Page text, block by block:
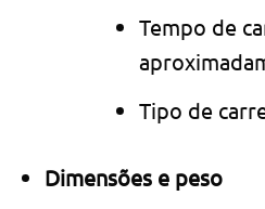
Tempo de
Tipo de
Dimensões e peso